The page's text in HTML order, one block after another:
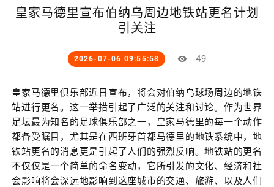
皇家马德里宣布伯纳乌周边地铁站更名计划
引关注
2026-07-06 09:55:58 49
皇家马德里俱乐部近日宣布，将会对伯纳乌球场周边的地铁
站进行更名。这一举措引起了广泛的关注和讨论。作为世界
足坛最为知名的足球俱乐部之一，皇家马德里的每一个动作
都备受瞩目，尤其是在西班牙首都马德里的地铁系统中，地
铁站更名的消息更是引起了人们的强烈反响。地铁站的更名
不仅仅是一个简单的命名变动，它所引发的文化、经济和社
会影响将会深远地影响到这座城市的交通、旅游、以及人们